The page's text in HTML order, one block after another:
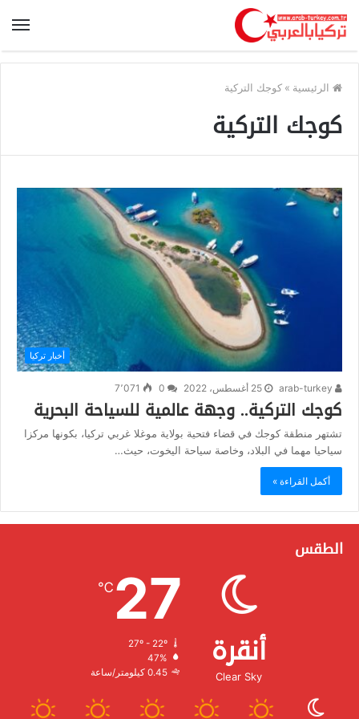
الرئيسية » كوجك التركية
كوجك التركية
أخبار تركيا
25 أغسطس، 2022 7٬071
كوجك التركية.. وجهة عالمية للسياحة البحرية
تشتهر منطقة كوجك في قضاء فتحية بولاية موغلا غربي تركيا، بكونها مركزا
سياحيا مهما في البلاد، وخاصة سياحة اليخوت، حيث…
أكمل القراءة »
الطقس
أنقرة
Clear Sky
27
℃
27º - 22º
الرطوبة:
الرياح:0.45 كيلومتر/ساعة